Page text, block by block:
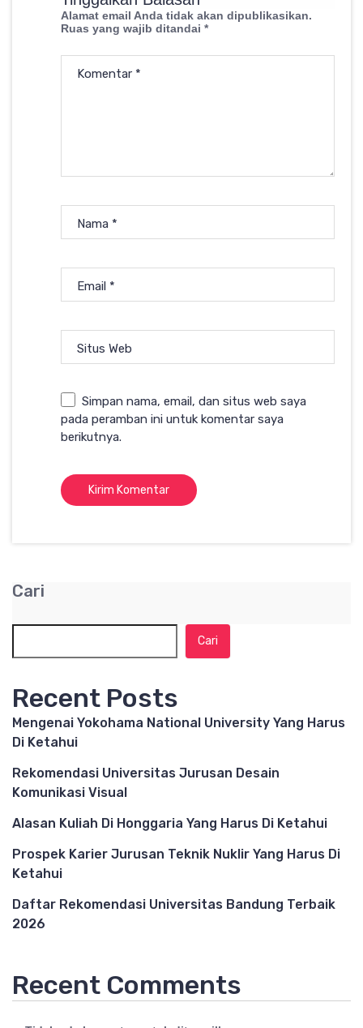
Alamat email Anda tidak akan dipublikasikan.
Ruas yang wajib ditandai *
Komentar *
Nama *
Email *
Situs Web
Simpan nama, email, dan situs web saya
pada peramban ini untuk komentar saya
berikutnya.
Cari
Cari
Recent Posts
Mengenai Yokohama National University Yang Harus
Di Ketahui
Rekomendasi Universitas Jurusan Desain
Komunikasi Visual
Alasan Kuliah Di Honggaria Yang Harus Di Ketahui
Prospek Karier Jurusan Teknik Nuklir Yang Harus Di
Ketahui
Daftar Rekomendasi Universitas Bandung Terbaik
2026
Recent Comments